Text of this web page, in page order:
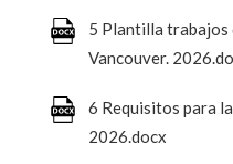
5 Plantilla trabajos
Vancouver.
6 Requisitos para
2026.docx